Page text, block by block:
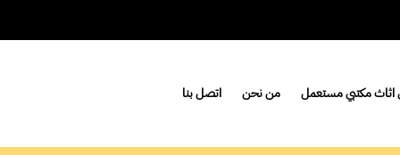
اثاث مكتبي مستعمل من نحن اتصل بنا